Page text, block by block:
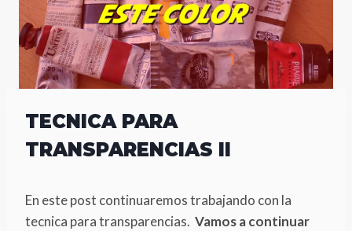
TECNICA PARA
TRANSPARENCIAS II
En este post continuaremos trabajando con la
tecnica para transparencias. Vamos a continuar